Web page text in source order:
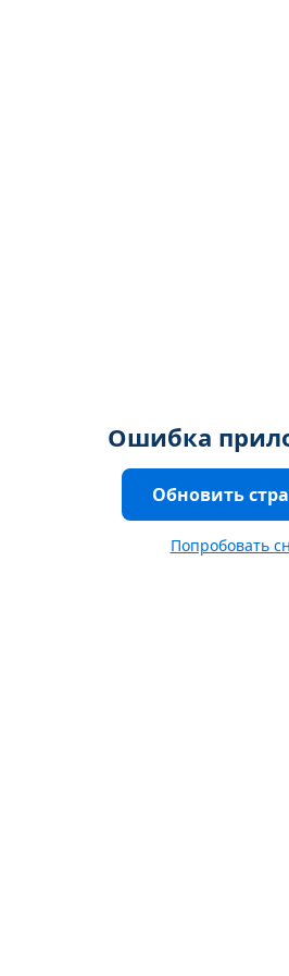
Ошибка
Обновить
Попробовать